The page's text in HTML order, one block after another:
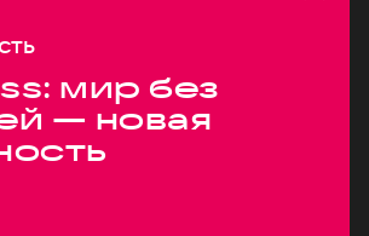
мир без
— новая